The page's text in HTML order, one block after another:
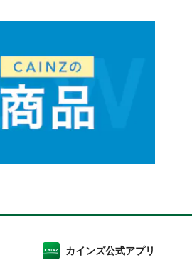
カインズ公式アプリ